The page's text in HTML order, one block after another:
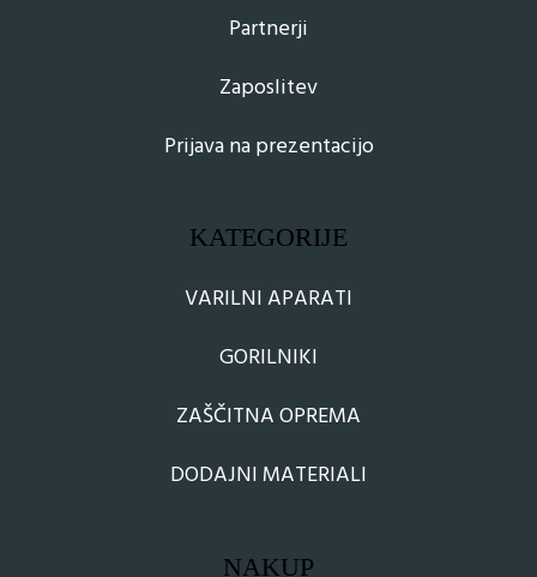
Partnerji
Zaposlitev
Prijava na prezentacijo
KATEGORIJE
VARILNI APARATI
GORILNIKI
ZAŠČITNA OPREMA
DODAJNI MATERIALI
NAKUP